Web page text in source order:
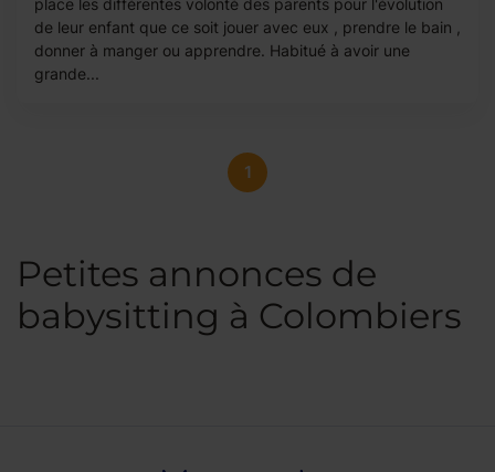
place les différentes volonté des parents pour l'évolution
de leur enfant que ce soit jouer avec eux , prendre le bain ,
donner à manger ou apprendre. Habitué à avoir une
grande...
1
Petites annonces de
babysitting à Colombiers